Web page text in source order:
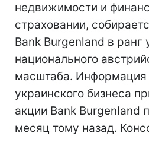
недвижимости и
страховании,
Bank Burgenland в
национального
масштаба.
украинского бизнеса
акции Bank Burgenland
месяц тому назад.